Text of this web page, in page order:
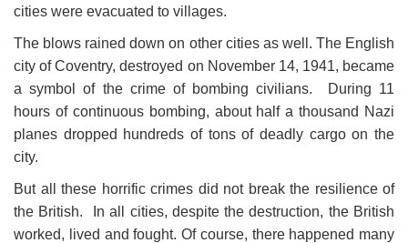
cities were evacuated to villages.
The blows rained down on other cities as well. The English
city of Coventry, destroyed on November 14, 1941, became
a symbol of the crime of bombing civilians. During 11
hours of continuous bombing, about half a thousand Nazi
planes dropped hundreds of tons of deadly cargo on the
city.
But all these horrific crimes did not break the resilience of
the British. In all cities, despite the destruction, the British
worked, lived and fought. Of course, there happened many